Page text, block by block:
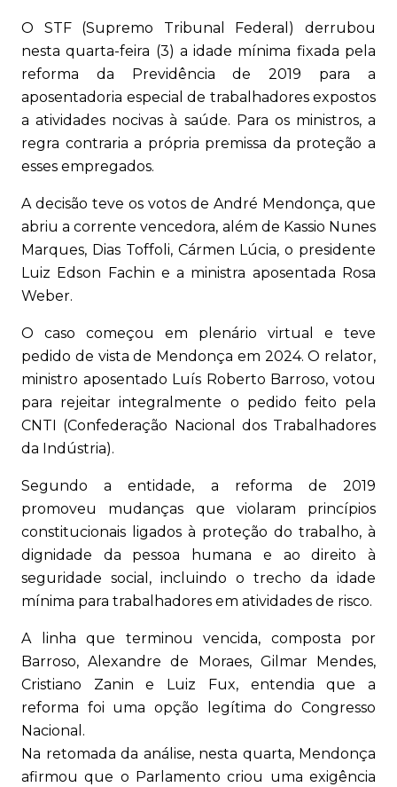
O STF (Supremo Tribunal Federal) derrubou
nesta quarta-feira (3) a idade mínima fixada pela
reforma da Previdência de 2019 para a
aposentadoria especial de trabalhadores expostos
a atividades nocivas à saúde. Para os ministros, a
regra contraria a própria premissa da proteção a
esses empregados.
A decisão teve os votos de André Mendonça, que
abriu a corrente vencedora, além de Kassio Nunes
Marques, Dias Toffoli, Cármen Lúcia, o presidente
Luiz Edson Fachin e a ministra aposentada Rosa
Weber.
O caso começou em plenário virtual e teve
pedido de vista de Mendonça em 2024. O relator,
ministro aposentado Luís Roberto Barroso, votou
para rejeitar integralmente o pedido feito pela
CNTI (Confederação Nacional dos Trabalhadores
da Indústria).
Segundo a entidade, a reforma de 2019
promoveu mudanças que violaram princípios
constitucionais ligados à proteção do trabalho, à
dignidade da pessoa humana e ao direito à
seguridade social, incluindo o trecho da idade
mínima para trabalhadores em atividades de risco.
A linha que terminou vencida, composta por
Barroso, Alexandre de Moraes, Gilmar Mendes,
Cristiano Zanin e Luiz Fux, entendia que a
reforma foi uma opção legítima do Congresso
Nacional.
Na retomada da análise, nesta quarta, Mendonça
afirmou que o Parlamento criou uma exigência